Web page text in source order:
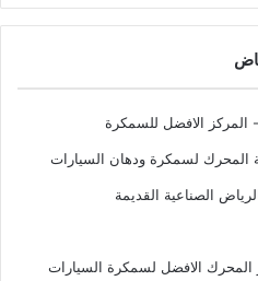
- المركز الافضل للسمكرة
المحرك لسمكرة ودهان السيارات
الصناعية القديمة
المحرك الافضل لسمكرة السيارات